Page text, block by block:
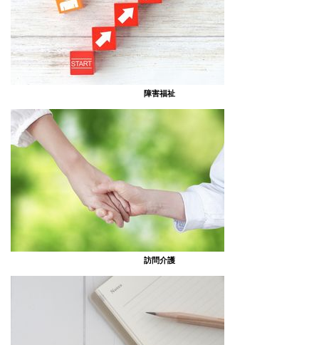
障害福祉
訪問介護